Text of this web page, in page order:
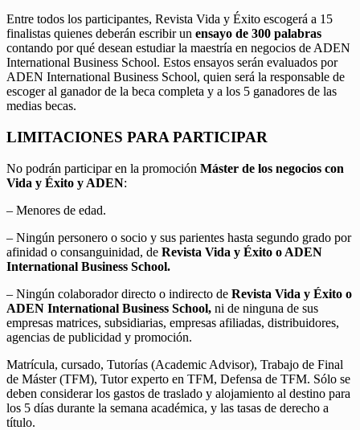
Entre todos los participantes, Revista Vida y Éxito escogerá a 15
finalistas quienes deberán escribir un ensayo de 300 palabras
contando por qué desean estudiar la maestría en negocios de ADEN
International Business School. Estos ensayos serán evaluados por
ADEN International Business School, quien será la responsable de
escoger al ganador de la beca completa y a los 5 ganadores de las
medias becas.
LIMITACIONES PARA PARTICIPAR
No podrán participar en la promoción Máster de los negocios con
Vida y Éxito y ADEN:
– Menores de edad.
– Ningún personero o socio y sus parientes hasta segundo grado por
afinidad o consanguinidad, de Revista Vida y Éxito o ADEN
International Business School.
– Ningún colaborador directo o indirecto de Revista Vida y Éxito o
ADEN International Business School, ni de ninguna de sus
empresas matrices, subsidiarias, empresas afiliadas, distribuidores,
agencias de publicidad y promoción.
Matrícula, cursado, Tutorías (Academic Advisor), Trabajo de Final
de Máster (TFM), Tutor experto en TFM, Defensa de TFM. Sólo se
deben considerar los gastos de traslado y alojamiento al destino para
los 5 días durante la semana académica, y las tasas de derecho a
título.